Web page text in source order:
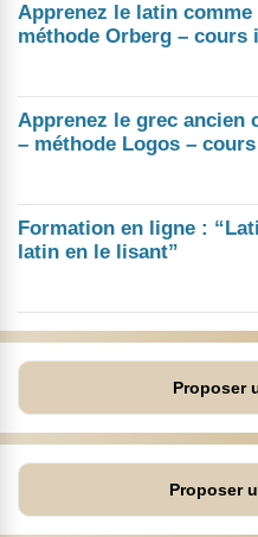
Apprenez le latin
méthode Orberg –
Apprenez le grec ancien
– méthode Logos –
Formation en ligne :
latin en le lisant”
Proposer
Proposer